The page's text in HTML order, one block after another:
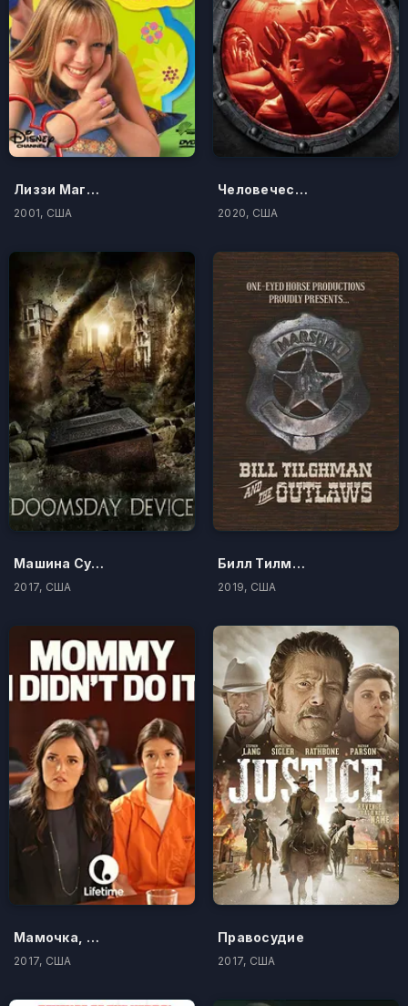
Лиззи Магуайр
2001, США
Человеческий зоопарк
2020, США
Машина Судного дня
2017, США
Билл Тилман и бандиты
2019, США
Мамочка, я не делала этого
2017, США
Правосудие
2017, США